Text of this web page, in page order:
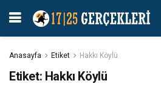
Anasayfa Etiket Hakkı Köylü
Etiket: Hakkı Köylü